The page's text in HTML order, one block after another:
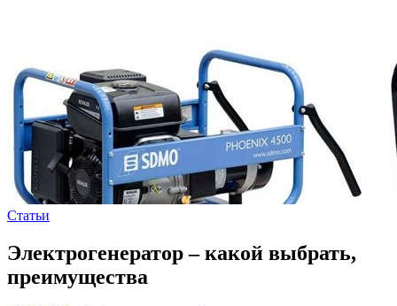
Статьи
Электрогенератор – какой выбрать,
преимущества